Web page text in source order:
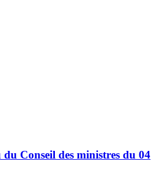
Conseil des ministres du 04